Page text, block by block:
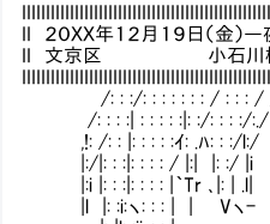
II ２０ＸＸ年１２月１
II 文京区 小石川
/: : :/: : : : : : : / : : : / / |: :
/: : : :| : : : : :|: :/: : : :/:./ .|: :
,!: /: : |: : : : :ｲ: .ﾊ: : :/l:/
|:/|: : :|: : : : / |:| |: :/ |i
|:i |: : :|: : : : |｀Tr ､|: | .l|
|l |: :i:ヽ: : : | | Vヽ- _＿